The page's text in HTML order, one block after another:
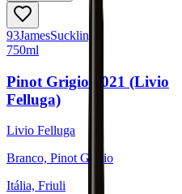
93JamesSuckling
750ml
Pinot Grigio 2021 (Livio
Felluga)
Livio Felluga
Branco, Pinot Grigio
Itália, Friuli